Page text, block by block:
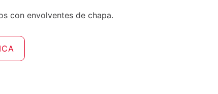
con envolventes de chapa.